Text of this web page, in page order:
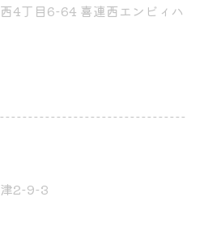
4丁目6-64 喜連西エンビィハ
2-9-3